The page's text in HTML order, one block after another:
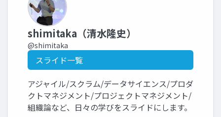
shimitaka（清水隆史）
@shimitaka
スライド一覧
アジャイル/スクラム/データサイエンス/プロダ
クトマネジメント/プロジェクトマネジメント/
組織論など、日々の学びをスライドにします。